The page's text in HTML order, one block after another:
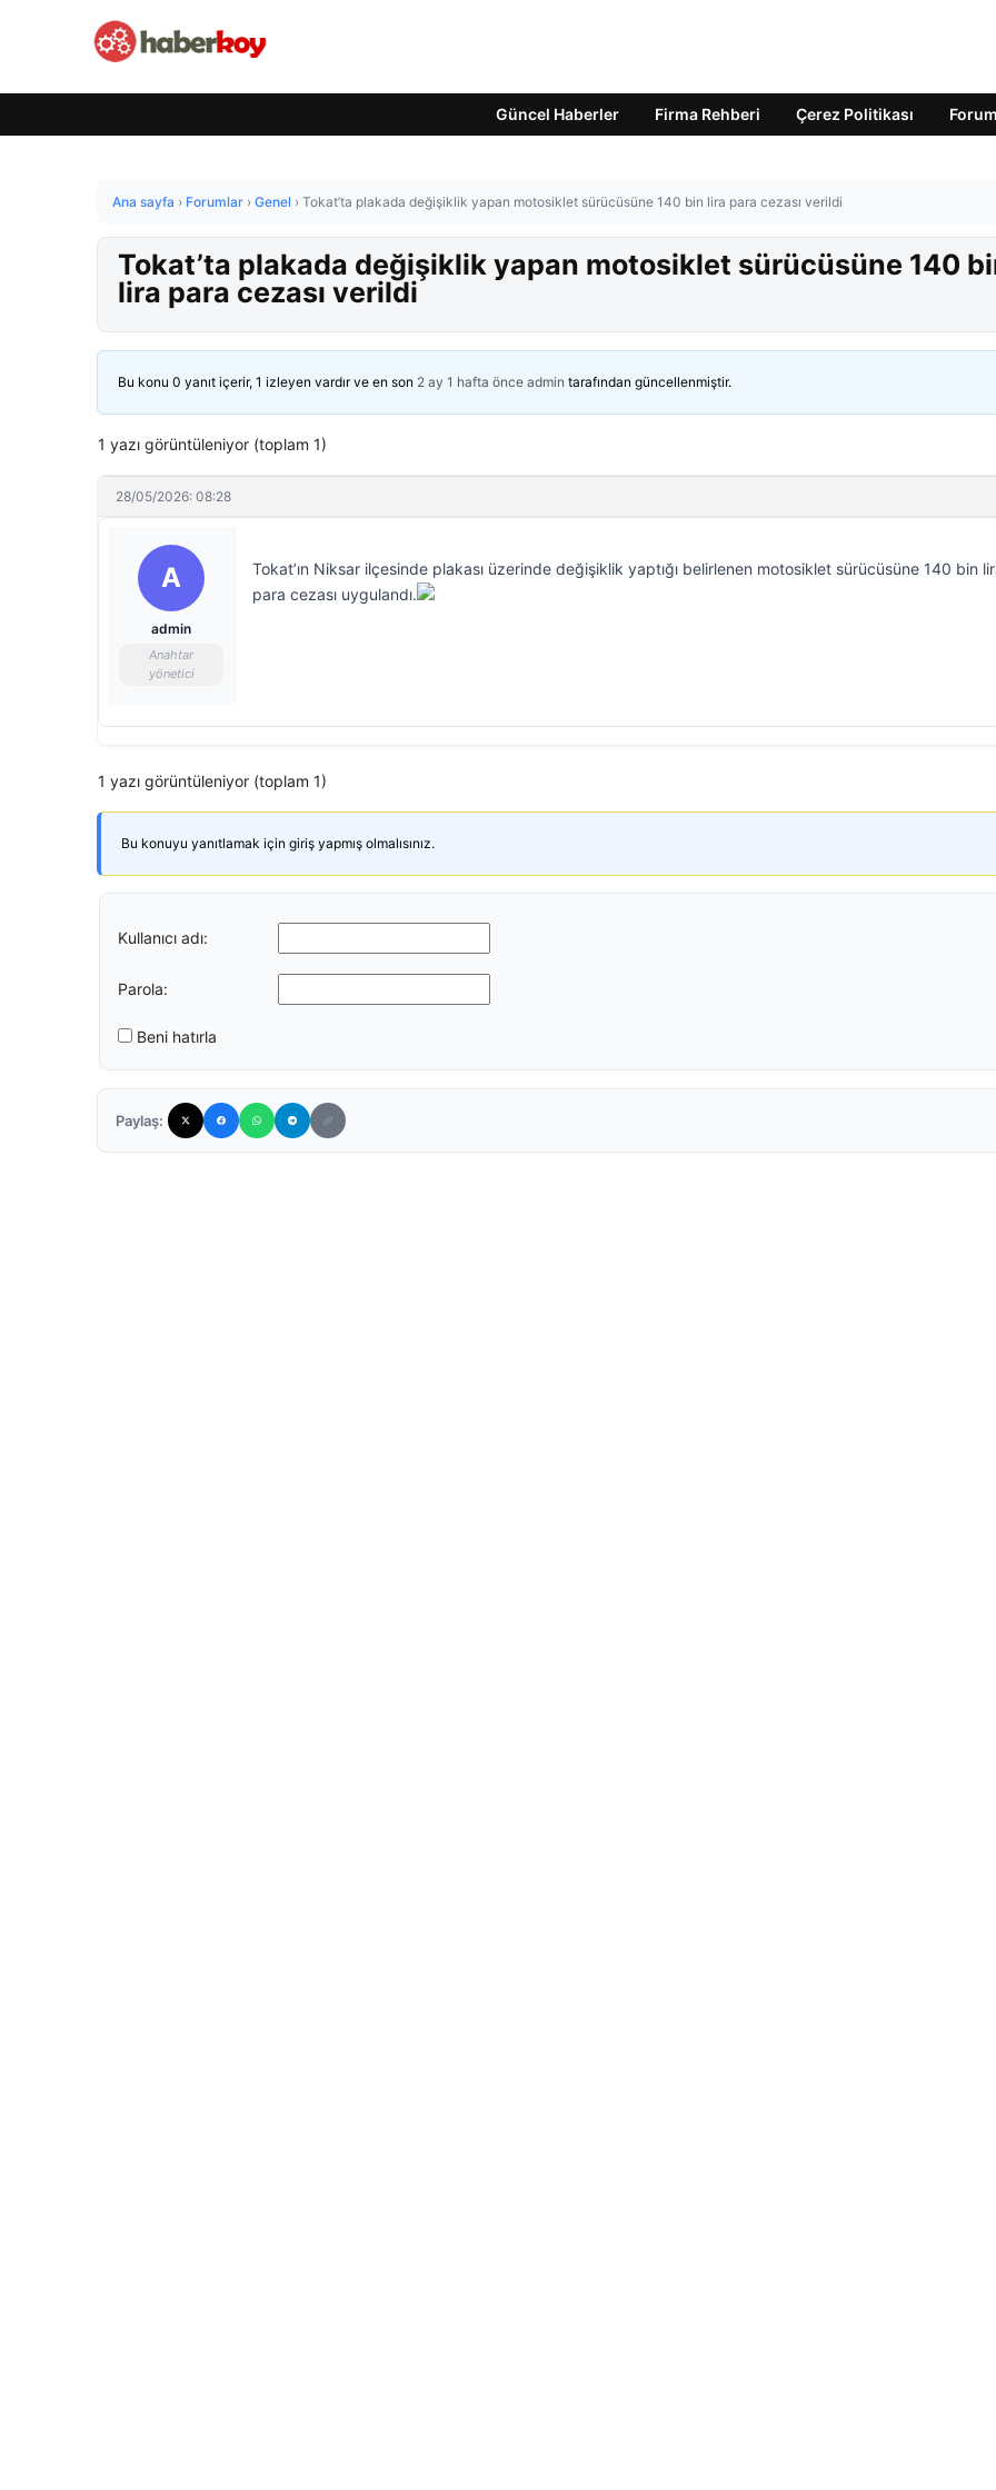
Güncel Haberler Firma Rehberi Çerez Politikası Forum
Ana sayfa › Forumlar › Genel › Tokat’ta plakada değişiklik yapan motosiklet sürücüsüne 140 bin lira para cezası verildi
Tokat’ta plakada değişiklik yapan motosiklet sürücüsüne 140
lira para cezası verildi
Bu konu 0 yanıt içerir, 1 izleyen vardır ve en son 2 ay 1 hafta önce admin tarafından güncellenmiştir.
1 yazı görüntüleniyor (toplam 1)
28/05/2026: 08:28
A
admin
Anahtar
yönetici
Tokat’ın Niksar ilçesinde plakası üzerinde değişiklik yaptığı belirlenen motosiklet sürücüsüne 140 bin
para cezası uygulandı.
1 yazı görüntüleniyor (toplam 1)
Bu konuyu yanıtlamak için giriş yapmış olmalısınız.
Kullanıcı adı:
Parola:
Beni hatırla
Paylaş: